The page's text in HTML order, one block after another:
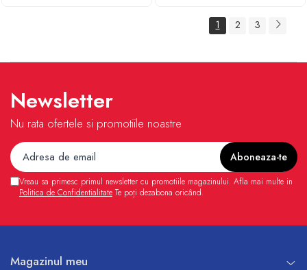
1 2 3
Newsletter
Nu rata ofertele si promotiile noastre
Vreau sa primesc primul newsletter cu promotiile magazinului. Afla mai multe in
Politica de Confidentialitate Te poți dezabona oricând.
Magazinul meu